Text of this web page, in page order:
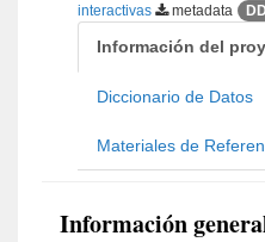
interactivas
metadata
Información del
Diccionario de Datos
Materiales de
Información